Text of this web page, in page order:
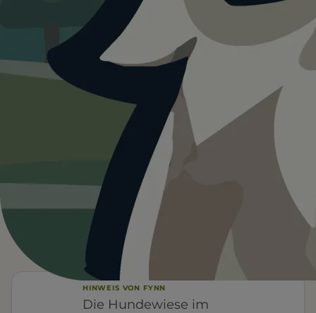
Heute ist ein guter Tagfür
Hundewiese im Hanseviertel.
13°C und trocken. Gute Bedingungen für euren
OpenWeatherMap
HINWEIS VON FYNN
Die Hundewiese im